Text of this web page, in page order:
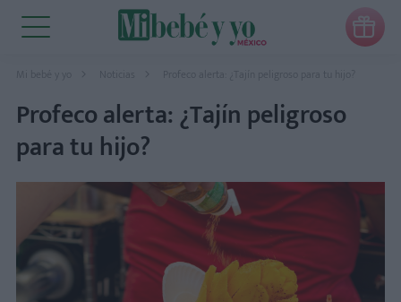

Mi bebé y yo Noticias Profeco alerta: ¿Tajín peligroso para tu hijo?
Profeco alerta: ¿Tajín peligroso
para tu hijo?